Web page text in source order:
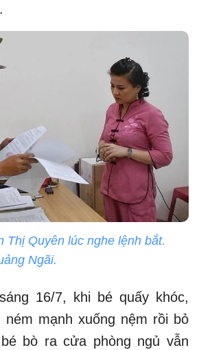
Thị Quyên lúc nghe lệnh bắt.
Ngãi.
16/7, khi bé quấy khóc,
mạnh xuống nệm rồi bỏ
bò ra cửa phòng ngủ vẫn